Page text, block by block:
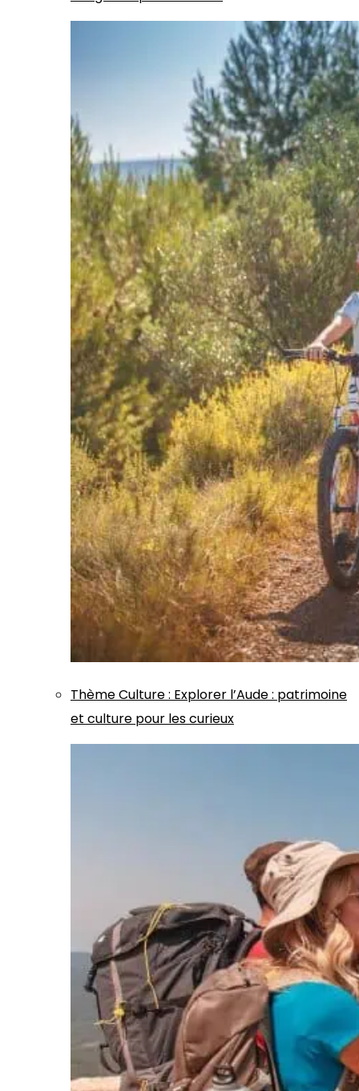
ThèmeCulture: Explorer l’Aude : patrimoine
et culture pour les curieux